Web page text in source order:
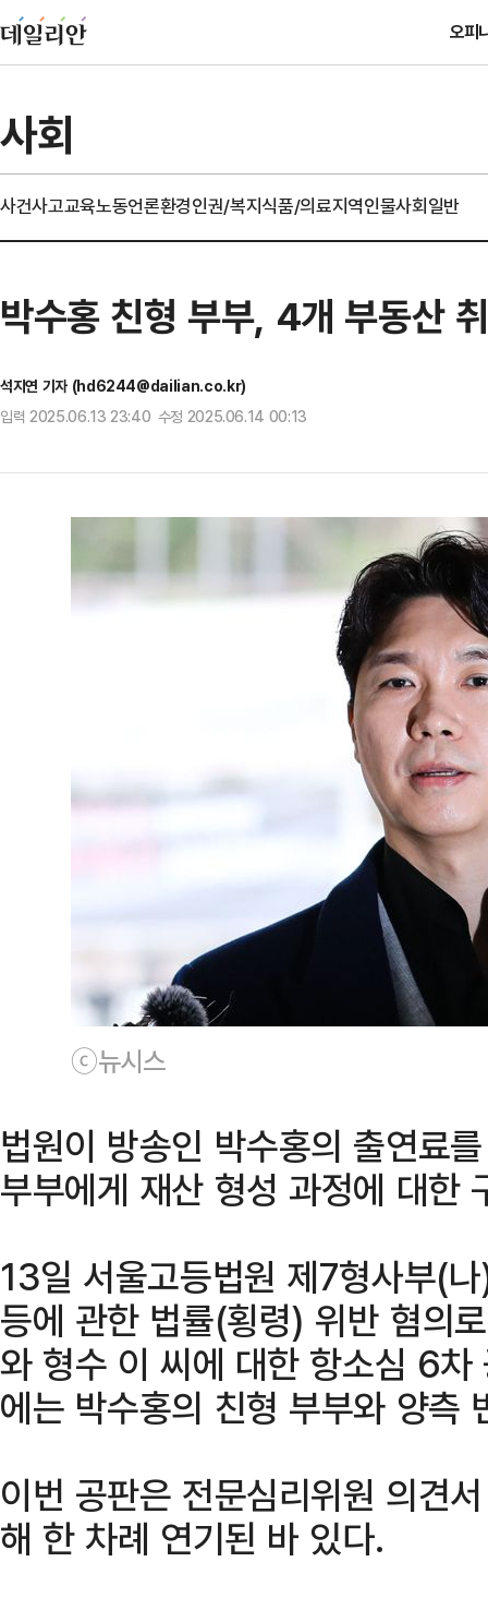
오피
사회
사건사고교육노동언론환경인권/복지식품/의료지역인물사회일반
박수홍 친형 부부, 4개 부동산
석지연 기자 (hd6244@dailian.co.kr)
입력 2025.06.13 23:40 수정 2025.06.14 00:13
ⓒ뉴시스
법원이 방송인 박수홍의 출연료
부부에게 재산 형성 과정에 대한
13일 서울고등법원 제7형사부(
등에 관한 법률(횡령) 위반 혐의
와 형수 이 씨에 대한 항소심 6
에는 박수홍의 친형 부부와 양측
이번 공판은 전문심리위원 의견
해 한 차례 연기된 바 있다.